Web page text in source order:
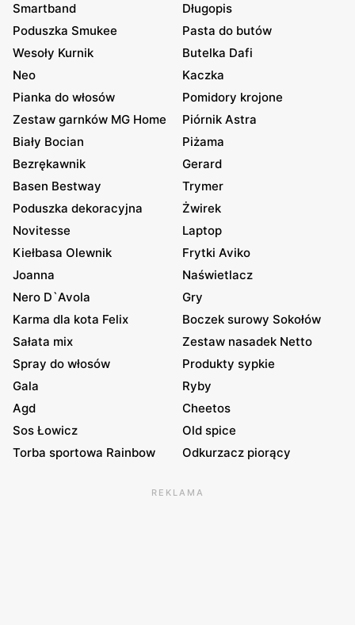
Smartband
Długopis
Poduszka Smukee
Pasta do butów
Wesoły Kurnik
Butelka Dafi
Neo
Kaczka
Pianka do włosów
Pomidory krojone
Zestaw garnków MG Home
Piórnik Astra
Biały Bocian
Piżama
Bezrękawnik
Gerard
Basen Bestway
Trymer
Poduszka dekoracyjna
Żwirek
Novitesse
Laptop
Kiełbasa Olewnik
Frytki Aviko
Joanna
Naświetlacz
Nero D`Avola
Gry
Karma dla kota Felix
Boczek surowy Sokołów
Sałata mix
Zestaw nasadek Netto
Spray do włosów
Produkty sypkie
Gala
Ryby
Agd
Cheetos
Sos Łowicz
Old spice
Torba sportowa Rainbow
Odkurzacz piorący
REKLAMA